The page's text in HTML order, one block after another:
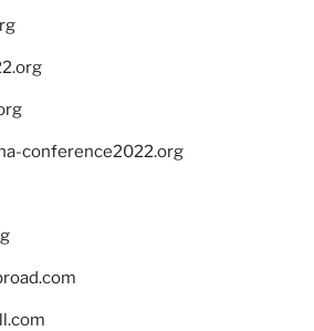
conference2022.org